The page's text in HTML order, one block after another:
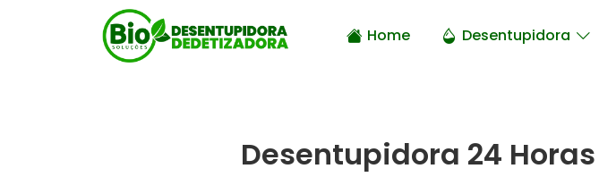
Home Desentupidora
Desentupidora 24